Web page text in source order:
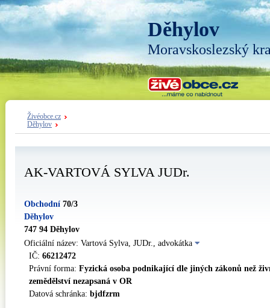
Děhylov
Moravskoslezský
Živéobce.cz
Děhylov
AK-VARTOVÁ SYLVA JUDr.
Obchodní 70/3
Děhylov
747 94 Děhylov
Oficiální název: Vartová Sylva, JUDr., advokátka
IČ: 66212472
Právní forma: Fyzická osoba podnikající dle jiných zákonů než
zemědělství nezapsaná v OR
Datová schránka: bjdfzrm